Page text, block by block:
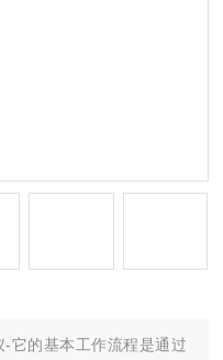
它的基本工作流程是通过